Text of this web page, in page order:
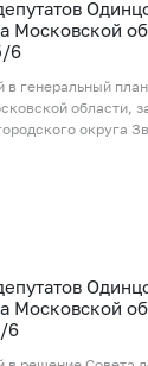
Московской
6
в генеральный
области,
округа
Московской
6